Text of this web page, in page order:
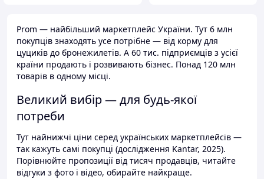
Prom — найбільший маркетплейс України. Тут 6 млн
покупців знаходять усе потрібне — від корму для
цуциків до бронежилетів. А 60 тис. підприємців з усієї
країни продають і розвивають бізнес. Понад 120 млн
товарів в одному місці.
Великий вибір — для будь-якої
потреби
Тут найнижчі ціни серед українських маркетплейсів —
так кажуть самі покупці (дослідження Kantar, 2025).
Порівнюйте пропозиції від тисяч продавців, читайте
відгуки з фото і відео, обирайте найкраще.